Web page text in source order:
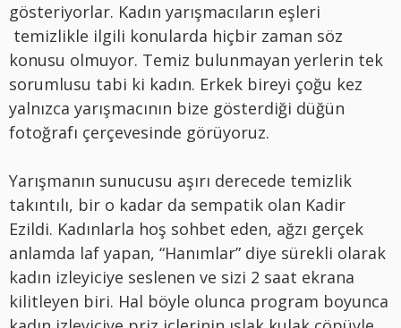
gösteriyorlar. Kadın yarışmacıların eşleri
temizlikle ilgili konularda hiçbir zaman söz
konusu olmuyor. Temiz bulunmayan yerlerin tek
sorumlusu tabi ki kadın. Erkek bireyi çoğu kez
yalnızca yarışmacının bize gösterdiği düğün
fotoğrafı çerçevesinde görüyoruz.
Yarışmanın sunucusu aşırı derecede temizlik
takıntılı, bir o kadar da sempatik olan Kadir
Ezildi. Kadınlarla hoş sohbet eden, ağzı gerçek
anlamda laf yapan, “Hanımlar” diye sürekli olarak
kadın izleyiciye seslenen ve sizi 2 saat ekrana
kilitleyen biri. Hal böyle olunca program boyunca